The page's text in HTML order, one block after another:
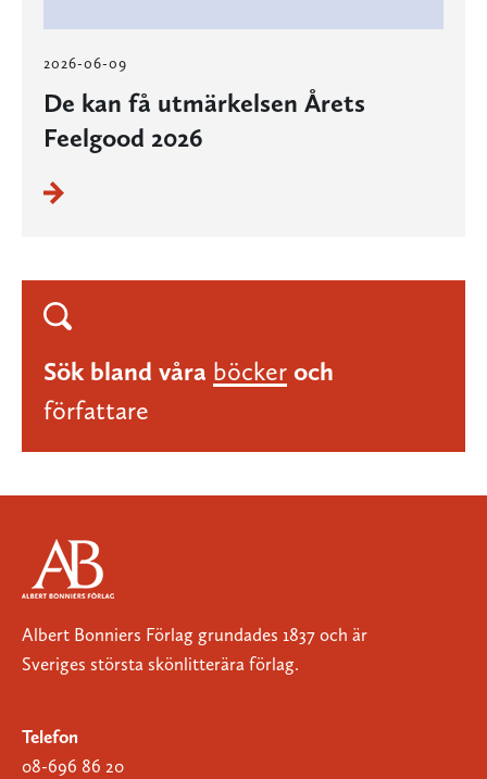
2026-06-09
De kan få utmärkelsen Årets
Feelgood 2026
Sök bland våra böcker och
författare
Albert Bonniers Förlag grundades 1837 och är
Sveriges största skönlitterära förlag.
Telefon
08-696 86 20